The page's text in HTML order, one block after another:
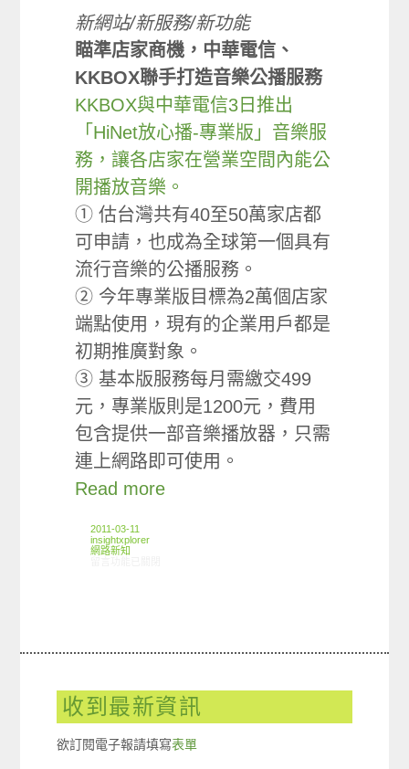
新網站/新服務/新功能
瞄準店家商機，中華電信、
KKBOX聯手打造音樂公播服務
KKBOX與中華電信3日推出
「HiNet放心播-專業版」音樂服
務，讓各店家在營業空間內能公
開播放音樂。
① 估台灣共有40至50萬家店都
可申請，也成為全球第一個具有
流行音樂的公播服務。
② 今年專業版目標為2萬個店家
端點使用，現有的企業用戶都是
初期推廣對象。
③ 基本版服務每月需繳交499
元，專業版則是1200元，費用
包含提供一部音樂播放器，只需
連上網路即可使用。
Read more
2011-03-11
insightxplorer
網路新知
收到最新資訊
欲訂閱電子報請填寫表單